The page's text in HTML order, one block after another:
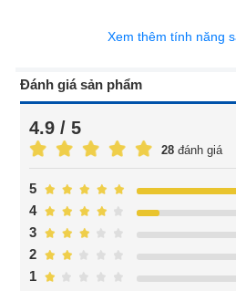
Xem thêm tính năng
Đánh giá sản phẩm
4.9 / 5
28 đánh giá
1
2
3
4
5